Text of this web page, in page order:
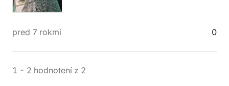
pred 7 rokmi 0
1 - 2 hodnotení z 2